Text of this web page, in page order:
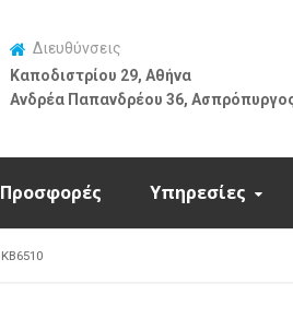
Διευθύνσεις
Καποδιστρίου 29, Αθήνα
Ανδρέα Παπανδρέου 36,
Προσφορές Υπηρεσίες
KB6510